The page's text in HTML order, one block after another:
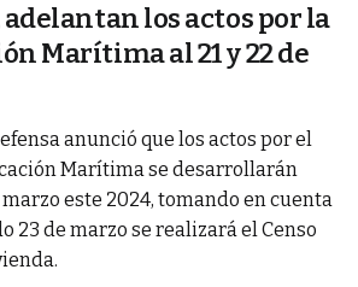
adelantan los actos por la
Marítima al 21 y 22 de
anunció que los actos por el
Marítima se desarrollarán
marzo este 2024, tomando en cuenta
23 de marzo se realizará el Censo